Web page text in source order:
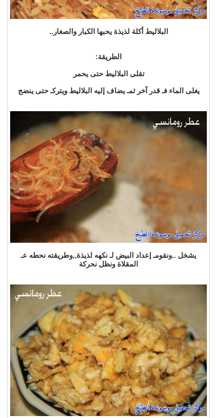
البلاليط أكلة لذيذة يحبها الكبار والصغار..
الطريقة:
تقلى البلاليط حتى يحمر
يغلى الماء فـ قدر آخر ثمـ يضاف إليه البلاليط ويتركـ حتى ينضج
يشخل ..ونقومـ إعداد البيض لـ نكهه لذيذة,,وطريقته نحطه عـ
المقلاة ونظل نحركة